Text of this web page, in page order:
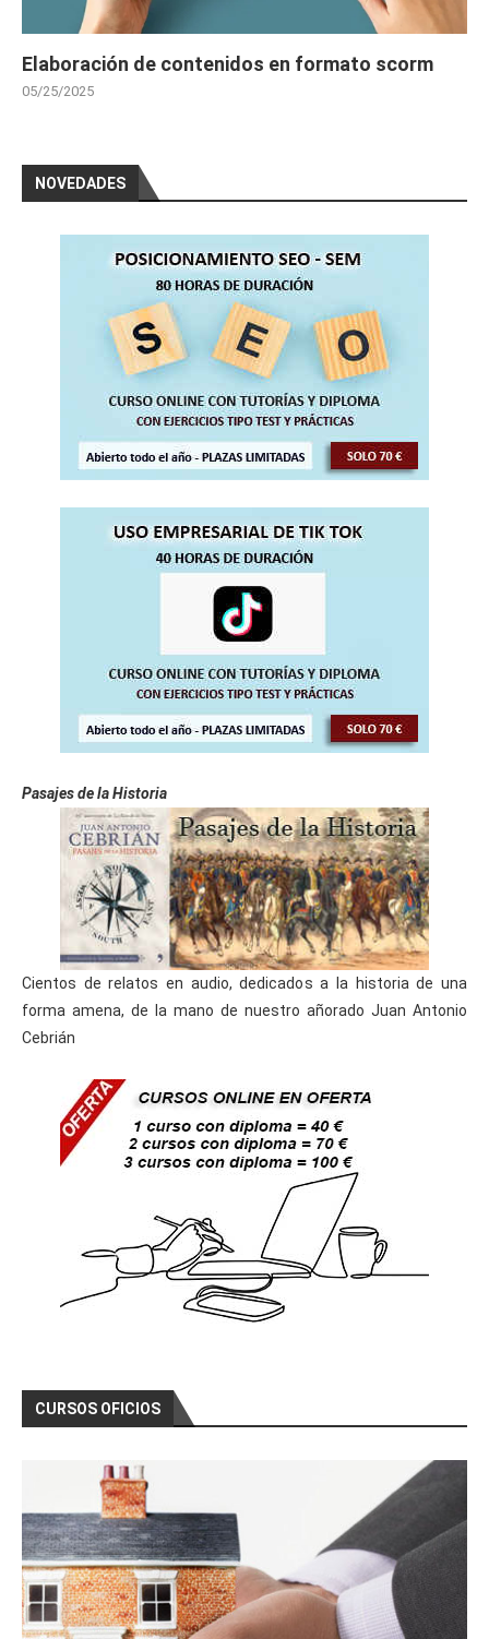
Elaboración de contenidos en formato scorm
05/25/2025
NOVEDADES
Pasajes de la Historia
Cientos de relatos en audio, dedicados a la historia de una
forma amena, de la mano de nuestro añorado Juan Antonio
Cebrián
CURSOS OFICIOS